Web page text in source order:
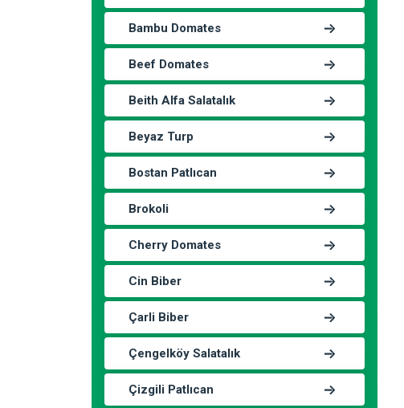
Bambu Domates
Beef Domates
Beith Alfa Salatalık
Beyaz Turp
Bostan Patlıcan
Brokoli
Cherry Domates
Cin Biber
Çarli Biber
Çengelköy Salatalık
Çizgili Patlıcan